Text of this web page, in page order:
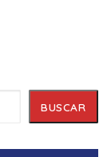
BUSCAR